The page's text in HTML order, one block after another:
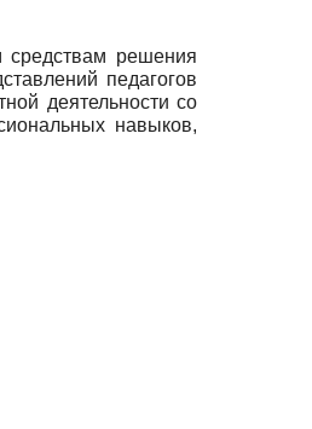
средствам решения
педагогов
деятельности со
навыков,